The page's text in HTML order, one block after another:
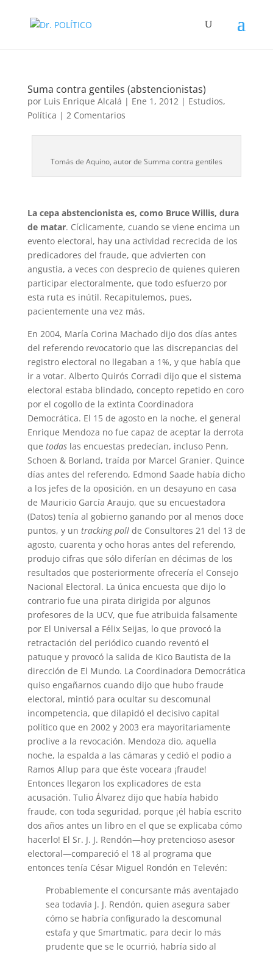
Suma contra gentiles (abstencionistas)
por Luis Enrique Alcalá | Ene 1, 2012| Estudios,
Política | 2 Comentarios
Tomás de Aquino, autor de Summa contra gentiles
La cepa abstencionista es, como Bruce Willis, dura
de matar. Cíclicamente, cuando se viene encima un
evento electoral, hay una actividad recrecida de los
predicadores del fraude, que advierten con
angustia, a veces con desprecio de quienes quieren
participar electoralmente, que todo esfuerzo por
esta ruta es inútil. Recapitulemos, pues,
pacientemente una vez más.
En 2004, María Corina Machado dijo dos días antes
del referendo revocatorio que las discrepancias del
registro electoral no llegaban a 1%, y que había que
ir a votar. Alberto Quirós Corradi dijo que el sistema
electoral estaba blindado, concepto repetido en coro
por el cogollo de la extinta Coordinadora
Democrática. El 15 de agosto en la noche, el general
Enrique Mendoza no fue capaz de aceptar la derrota
que todaslas encuestas predecían, incluso Penn,
Schoen & Borland, traída por Marcel Granier. Quince
días antes del referendo, Edmond Saade había dicho
a los jefes de la oposición, en un desayuno en casa
de Mauricio García Araujo, que su encuestadora
(Datos) tenía al gobierno ganando por al menos doce
puntos, y un tracking pollde Consultores 21 del 13 de
agosto, cuarenta y ocho horas antes del referendo,
produjo cifras que sólo diferían en décimas de los
resultados que posteriormente ofrecería el Consejo
Nacional Electoral. La única encuesta que dijo lo
contrario fue una pirata dirigida por algunos
profesores de la UCV, que fue atribuida falsamente
por El Universal a Félix Seijas, lo que provocó la
retractación del periódico cuando reventó el
patuque y provocó la salida de Kico Bautista de la
dirección de El Mundo. La Coordinadora Democrática
quiso engañarnos cuando dijo que hubo fraude
electoral, mintió para ocultar su descomunal
incompetencia, que dilapidó el decisivo capital
político que en 2002 y 2003 era mayoritariamente
proclive a la revocación. Mendoza dio, aquella
noche, la espalda a las cámaras y cedió el podio a
Ramos Allup para que éste voceara ¡fraude!
Entonces llegaron los explicadores de esta
acusación. Tulio Álvarez dijo que había habido
fraude, con toda seguridad, porque ¡él había escrito
dos años antes un libro en el que se explicaba cómo
hacerlo! El Sr. J. J. Rendón—hoy pretencioso asesor
electoral—compareció el 18 al programa que
entonces tenía César Miguel Rondón en Televén:
Probablemente el concursante más aventajado
sea todavía J. J. Rendón, quien asegura saber
cómo se habría configurado la descomunal
estafa y que Smartmatic, para decir lo más
prudente que se le ocurrió, habría sido al